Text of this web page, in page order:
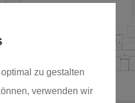
zu gestalten
verwenden wir